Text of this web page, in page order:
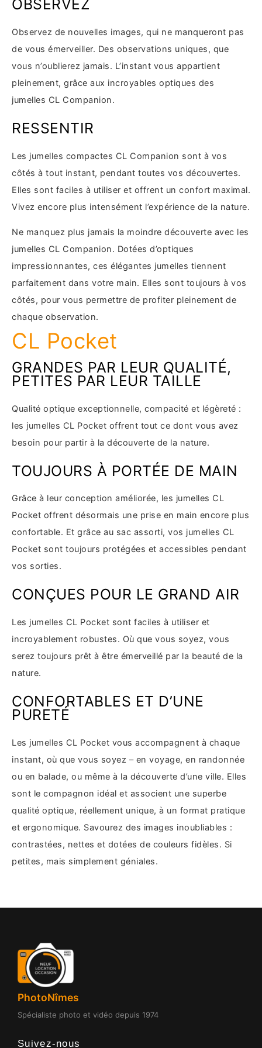
OBSERVEZ
Observez de nouvelles images, qui ne manqueront pas
de vous émerveiller. Des observations uniques, que
vous n’oublierez jamais. L’instant vous appartient
pleinement, grâce aux incroyables optiques des
jumelles CL Companion.
RESSENTIR
Les jumelles compactes CL Companion sont à vos
côtés à tout instant, pendant toutes vos découvertes.
Elles sont faciles à utiliser et offrent un confort maximal.
Vivez encore plus intensément l’expérience de la nature.
Ne manquez plus jamais la moindre découverte avec les
jumelles CL Companion. Dotées d’optiques
impressionnantes, ces élégantes jumelles tiennent
parfaitement dans votre main. Elles sont toujours à vos
côtés, pour vous permettre de profiter pleinement de
chaque observation.
CL Pocket
GRANDES PAR LEUR QUALITÉ,
PETITES PAR LEUR TAILLE
Qualité optique exceptionnelle, compacité et légèreté :
les jumelles CL Pocket offrent tout ce dont vous avez
besoin pour partir à la découverte de la nature.
TOUJOURS À PORTÉE DE MAIN
Grâce à leur conception améliorée, les jumelles CL
Pocket offrent désormais une prise en main encore plus
confortable. Et grâce au sac assorti, vos jumelles CL
Pocket sont toujours protégées et accessibles pendant
vos sorties.
CONÇUES POUR LE GRAND AIR
Les jumelles CL Pocket sont faciles à utiliser et
incroyablement robustes. Où que vous soyez, vous
serez toujours prêt à être émerveillé par la beauté de la
nature.
CONFORTABLES ET D’UNE
PURETÉ
Les jumelles CL Pocket vous accompagnent à chaque
instant, où que vous soyez – en voyage, en randonnée
ou en balade, ou même à la découverte d’une ville. Elles
sont le compagnon idéal et associent une superbe
qualité optique, réellement unique, à un format pratique
et ergonomique. Savourez des images inoubliables :
contrastées, nettes et dotées de couleurs fidèles. Si
petites, mais simplement géniales.
PhotoNîmes
Spécialiste photo et vidéo depuis 1974
Suivez-nous